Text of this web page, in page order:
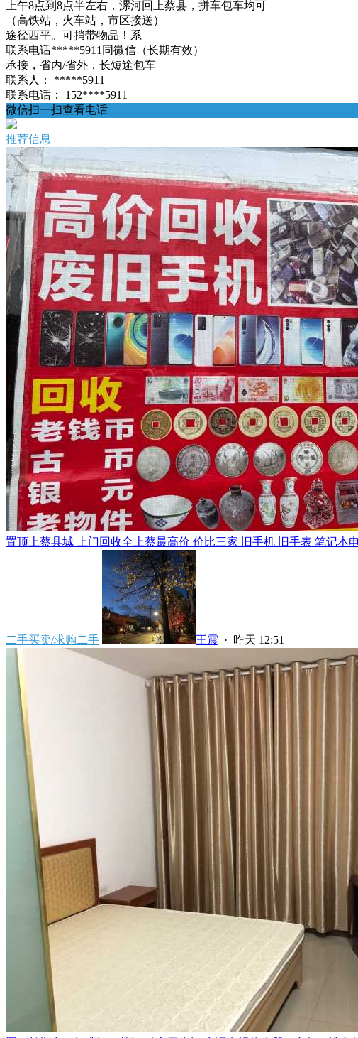
上午8点到8点半左右，漯河回上蔡县，拼车包车均可
（高铁站，火车站，市区接送）
途径西平。可捎带物品！系
联系电话*****5911同微信（长期有效）
承接，省内/省外，长短途包车
联系人：
*****5911
联系电话：
152****5911
微信扫一扫查看电话
推荐信息
置顶 上蔡县城 上门回收全上蔡最高价 价比三家 旧手机 旧手表 笔记本
二手买卖/求购二手 王震 · 昨天 12:51